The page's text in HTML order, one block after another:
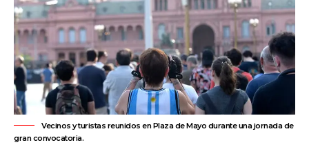
Vecinos y turistas reunidos en Plaza de Mayo durante una jornada de
gran convocatoria.